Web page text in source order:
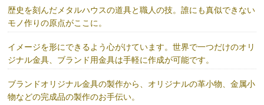
歴史を刻んだメタルハウスの道具と職人の技。誰にも真似できない
モノ作りの原点がここに。
イメージを形にできるよう心がけています。世界で一つだけのオリ
ジナル金具、ブランド用金具は手軽に作成が可能です。
ブランドオリジナル金具の製作から、オリジナルの革小物、金属小
物などの完成品の製作のお手伝い。